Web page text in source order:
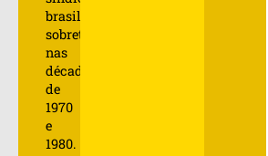
brasileiro,
sobretudo
nas
décadas
de
1970
e
1980.